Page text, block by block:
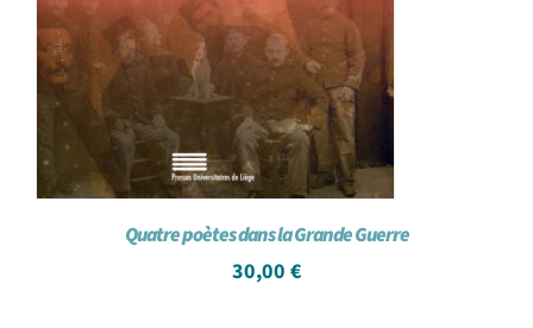
Quatre poètes dans la Grande Guerre
30,00 €